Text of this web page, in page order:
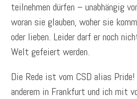
teilnehmen dürfen – unabhängig
woran sie glauben, woher sie
oder lieben. Leider darf er noch
Welt gefeiert werden.
Die Rede ist vom CSD alias
anderem in Frankfurt und ich mit